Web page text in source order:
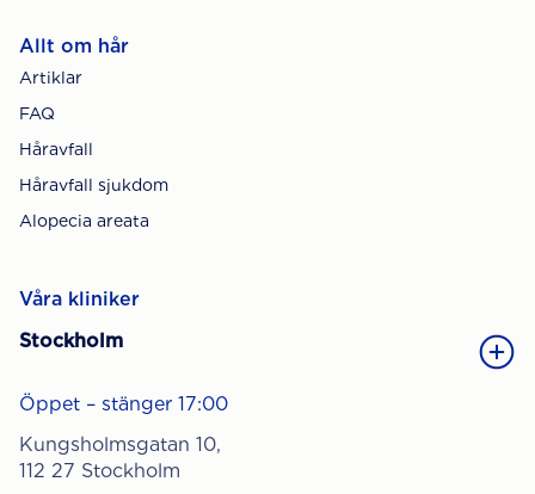
Allt om hår
Artiklar
FAQ
Håravfall
Håravfall sjukdom
Alopecia areata
Våra kliniker
Stockholm
Öppet – stänger 17:00
Kungsholmsgatan 10,
112 27 Stockholm